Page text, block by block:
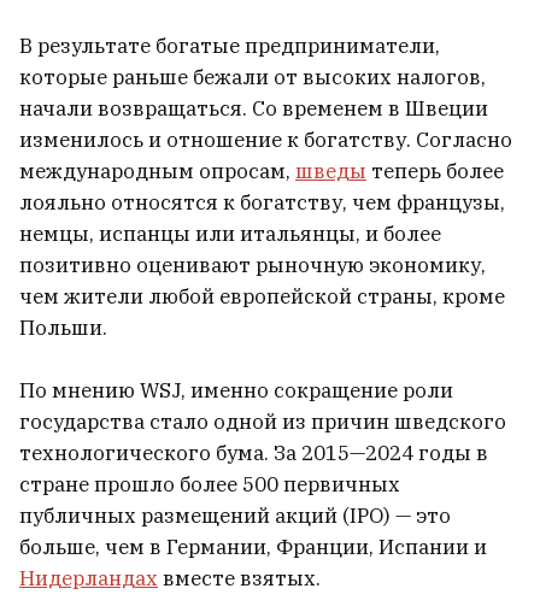
В результате богатые предприниматели,
которые раньше бежали от высоких налогов,
начали возвращаться. Со временем в Швеции
изменилось и отношение к богатству. Согласно
международным опросам, шведы теперь более
лояльно относятся к богатству, чем французы,
немцы, испанцы или итальянцы, и более
позитивно оценивают рыночную экономику,
чем жители любой европейской страны, кроме
Польши.
По мнению WSJ, именно сокращение роли
государства стало одной из причин шведского
технологического бума. За 2015—2024 годы в
стране прошло более 500 первичных
публичных размещений акций (IPO) — это
больше, чем в Германии, Франции, Испании и
Нидерландах вместе взятых.
В Минске на девушку упало
дерево
2
Девятилетнюю девочку в Минске
мошенники заставили остричь себе
волосы